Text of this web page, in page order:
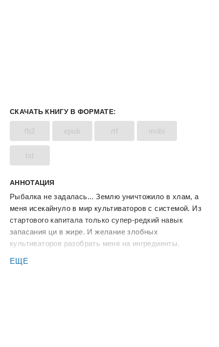
СКАЧАТЬ КНИГУ В ФОРМАТЕ:
fb2 epub rtf mobi
txt
АННОТАЦИЯ
Рыбалка не задалась... Землю уничтожило в хлам, а
меня исекайнуло в мир культиваторов с системой. Из
стартового капитала только супер-редкий навык
запасания ци в жире. И желание злобных
культиваторов разобрать меня на ингредиенты.
пойдем нагибать этот мир.
ЕЩЕ